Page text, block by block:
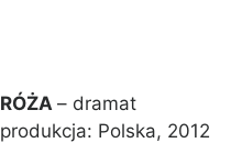
RÓŻA – dramat
produkcja: Polska, 2012